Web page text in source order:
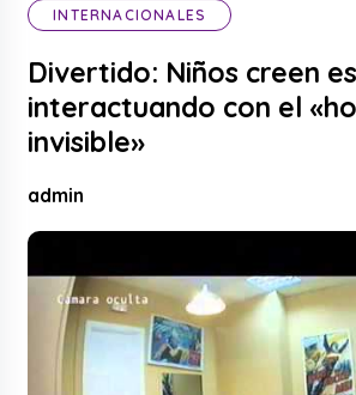
INTERNACIONALES
Divertido: Niños creen
interactuando con el
invisible»
admin